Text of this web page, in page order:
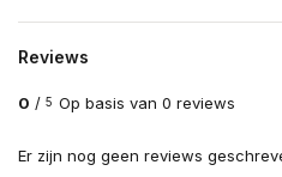
Reviews
0 / 5 Op basis van 0 reviews
Er zijn nog geen reviews